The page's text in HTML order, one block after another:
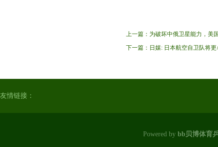
上一篇： 为破坏中俄卫星能力，美
下一篇： 日媒: 日本航空自卫队将
友情链接：
Powered by bb贝博体育